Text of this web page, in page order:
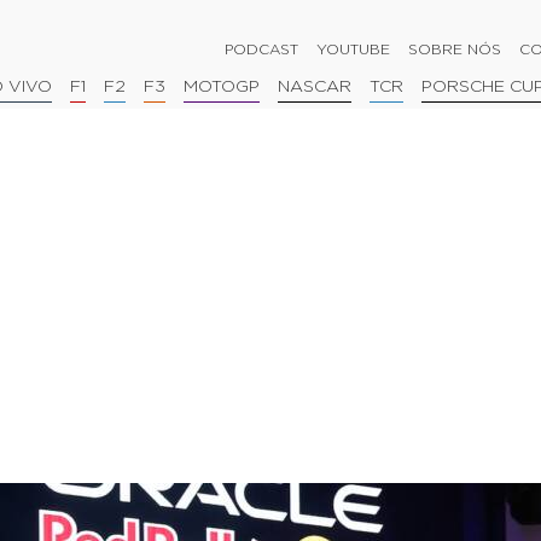
PODCAST YOUTUBE SOBRE NÓS
VIVO F1 F2 F3 MOTOGP NASCAR TCR PORSCHE